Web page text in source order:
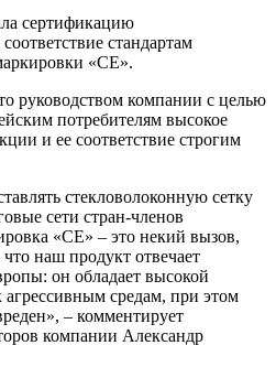
сертификацию
стандартам
«CE».
руководством компании с целью
потребителям высокое
и ее соответствие строгим
стекловолоконную сетку
сети стран-членов
«CE» – это некий вызов,
наш продукт отвечает
он обладает высокой
средам, при этом
– комментирует
компании Александр